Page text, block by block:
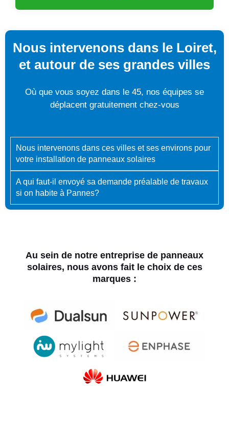
Nous intervenons dans le Loiret,
et autour de ses grandes villes
Où que vous soyez dans le 45, nos équipes se
déplacent gratuitement chez-vous
Nous intervenons dans ces villes et ses environs pour
votre installation de panneaux solaires
A qui faut-il envoyé sa demande préalable de travaux
si on habite à Pannes?
Au sein de notre entreprise de panneaux
solaires, nous avons fait le choix de ces
marques :